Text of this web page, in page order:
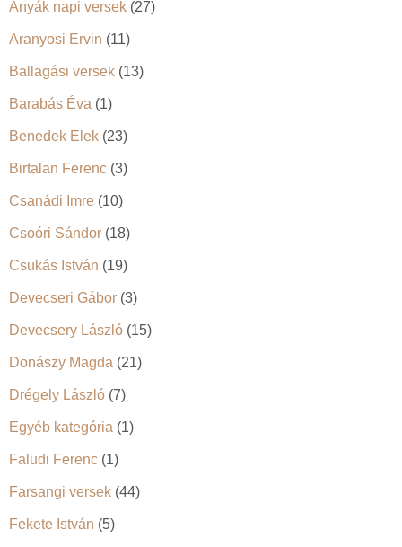
Anyák napi versek (27)
Aranyosi Ervin (11)
Ballagási versek (13)
Barabás Éva (1)
Benedek Elek (23)
Birtalan Ferenc (3)
Csanádi Imre (10)
Csoóri Sándor (18)
Csukás István (19)
Devecseri Gábor (3)
Devecsery László (15)
Donászy Magda (21)
Drégely László (7)
Egyéb kategória (1)
Faludi Ferenc (1)
Farsangi versek (44)
Fekete István (5)